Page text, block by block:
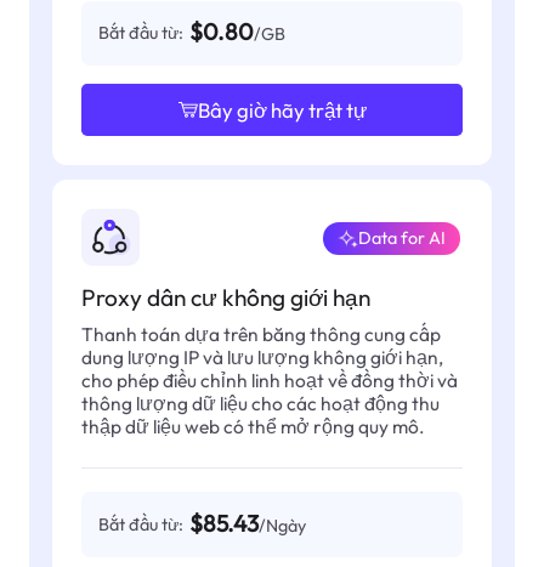
Bắt đầu từ: $0.80/GB
Bây giờ hãy trật tự
Proxy dân cư không giới hạn
Data for AI
Thanh toán dựa trên băng thông cung cấp
dung lượng IP và lưu lượng không giới hạn,
cho phép điều chỉnh linh hoạt về đồng thời và
thông lượng dữ liệu cho các hoạt động thu
thập dữ liệu web có thể mở rộng quy mô.
Bắt đầu từ: $85.43/Ngày